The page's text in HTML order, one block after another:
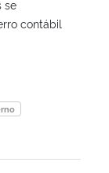
se
contábil